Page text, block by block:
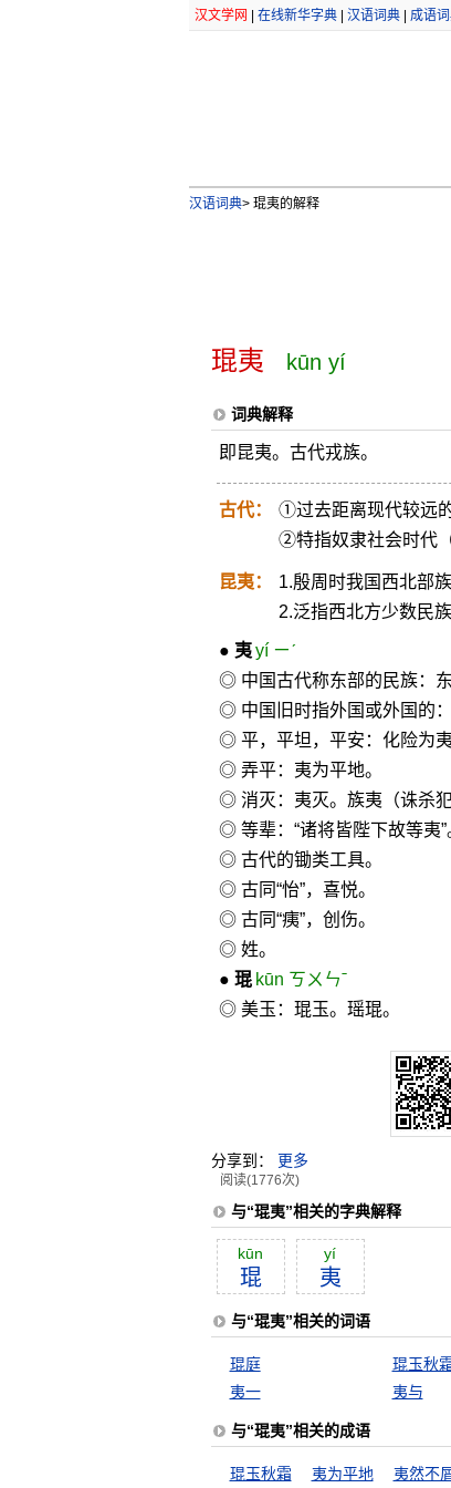
汉文学网 在线新华字典| 汉语词典| 成语
汉语词典>琨夷的解释
琨夷 kūn yí
词典解释
即昆夷。古代戎族。
古代：
①过去距离现代较远
②特指奴隶社会时代
昆夷：
1.殷周时我国西北部族
2.泛指西北方少数民族
● 夷 yí ㄧˊ
◎ 中国古代称东部的民族：
◎ 中国旧时指外国或外国的
◎ 平，平坦，平安：化险为夷
◎ 弄平：夷为平地。
◎ 消灭：夷灭。族夷（诛杀犯
◎ 等辈：“诸将皆陛下故等夷”
◎ 古代的锄类工具。
◎ 古同“怡”，喜悦。
◎ 古同“痍”，创伤。
◎ 姓。
● 琨 kūn ㄎㄨㄣˉ
◎ 美玉：琨玉。瑶琨。
分享到： 更多
阅读(1776次)
与“琨夷”相关的字典解释
kūn
琨
yí
夷
与“琨夷”相关的词语
琨庭 琨玉秋
夷一
夷与
与“琨夷”相关的成语
琨玉秋霜 夷为平地 夷然不